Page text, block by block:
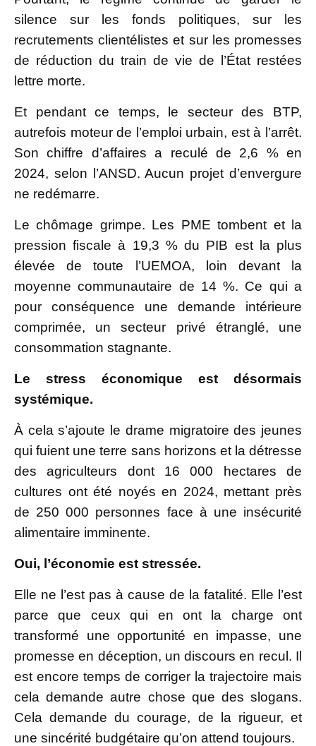
silence sur les fonds politiques, sur les
recrutements clientélistes et sur les promesses
de réduction du train de vie de l’État restées
lettre morte.
Et pendant ce temps, le secteur des BTP,
autrefois moteur de l’emploi urbain, est à l’arrêt.
Son chiffre d’affaires a reculé de 2,6 % en
2024, selon l’ANSD. Aucun projet d’envergure
ne redémarre.
Le chômage grimpe. Les PME tombent et la
pression fiscale à 19,3 % du PIB est la plus
élevée de toute l’UEMOA, loin devant la
moyenne communautaire de 14 %. Ce qui a
pour conséquence une demande intérieure
comprimée, un secteur privé étranglé, une
consommation stagnante.
Le stress économique est désormais
systémique.
À cela s’ajoute le drame migratoire des jeunes
qui fuient une terre sans horizons et la détresse
des agriculteurs dont 16 000 hectares de
cultures ont été noyés en 2024, mettant près
de 250 000 personnes face à une insécurité
alimentaire imminente.
Oui, l’économie est stressée.
Elle ne l’est pas à cause de la fatalité. Elle l’est
parce que ceux qui en ont la charge ont
transformé une opportunité en impasse, une
promesse en déception, un discours en recul. Il
est encore temps de corriger la trajectoire mais
cela demande autre chose que des slogans.
Cela demande du courage, de la rigueur, et
une sincérité budgétaire qu’on attend toujours.